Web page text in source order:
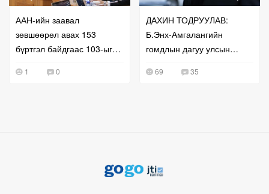
ААН-ийн заавал
зөвшөөрөл авах 153
бүртгэл байдгаас 103-ыг
1 0
ДАХИН ТОДРУУЛАВ:
Б.Энх-Амгалангийн
гомдлын дагуу улсын
өгчээ
69 35